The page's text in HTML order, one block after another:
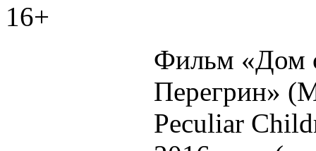
16+
Фильм «Дом
Перегрин»
Peculiar